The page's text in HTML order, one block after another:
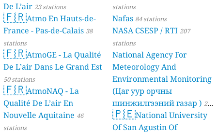
De L’air 23 stations
🇫🇷Atmo En Hauts-de-
France - Pas-de-Calais 38
stations
🇫🇷AtmoGE - La Qualité
De L’air Dans Le Grand Est
50 stations
🇫🇷AtmoNAQ - La
Qualité De L’air En
Nouvelle Aquitaine 46
stations
stations
Nafas 84 stations
NASA CSESP / RTI 207
stations
National Agency For
Meteorology And
Environmental Monitoring
(Цаг уур орчны
шинжилгээний газар ) 21
stations
🇵🇪National University
Of San Agustin Of